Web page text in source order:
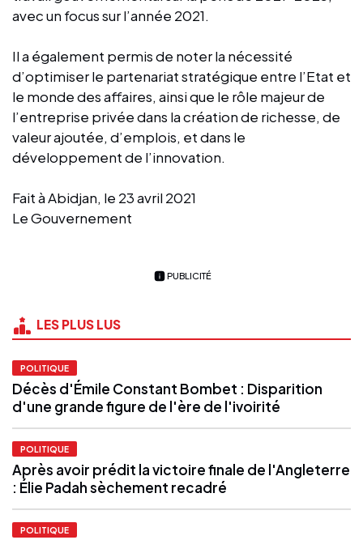
avec un focus sur l’année 2021.
Il a également permis de noter la nécessité
d’optimiser le partenariat stratégique entre l’Etat et
le monde des affaires, ainsi que le rôle majeur de
l’entreprise privée dans la création de richesse, de
valeur ajoutée, d’emplois, et dans le
développement de l’innovation.
Fait à Abidjan, le 23 avril 2021
Le Gouvernement
PUBLICITÉ
LES PLUS LUS
POLITIQUE
Décès d'Émile Constant Bombet : Disparition
d'une grande figure de l'ère de l'ivoirité
POLITIQUE
Après avoir prédit la victoire finale de l'Angleterre
: Élie Padah sèchement recadré
POLITIQUE